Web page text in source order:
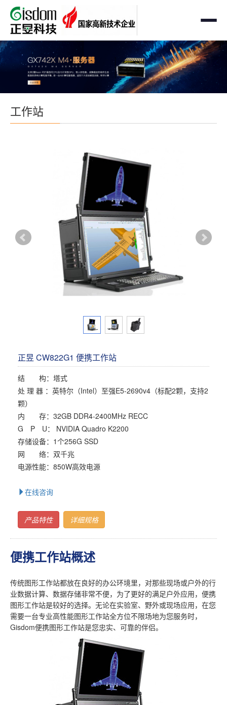
首页
工作站
AMD企业级工作站
Intel 企业级工作站
GPU运算工作站
便携一体式工作站
多屏工作站
塔式静音通用工作站
服务器
通用服务器
国产自主可控服务器
高频应用服务器
存储服务器
云游戏服务器
存储
定制化分类
工作站
正昱 CW822G1 便携工作站
结 构：塔式
处 理 器 ：英特尔（Intel）至强E5-2690v4（标配2颗，支持2
颗）
内 存：32GB DDR4-2400MHz RECC
G P U： NVIDIA Quadro K2200
存储设备：1个256G SSD
网 络：双千兆
电源性能：850W高效电源
在线咨询
产品特性 详细规格
便携工作站概述
传统图形工作站都放在良好的办公环境里，对那些现场或户外的行
业数据计算、数据存储非常不便，为了更好的满足户外应用，便携
图形工作站是较好的选择。无论在实验室、野外或现场应用，在您
需要一台专业高性能图形工作站全方位不限场地为您服务时，
Gisdom便携图形工作站是您忠实、可靠的伴侣。